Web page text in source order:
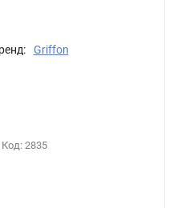
Griffon
Код: 2835